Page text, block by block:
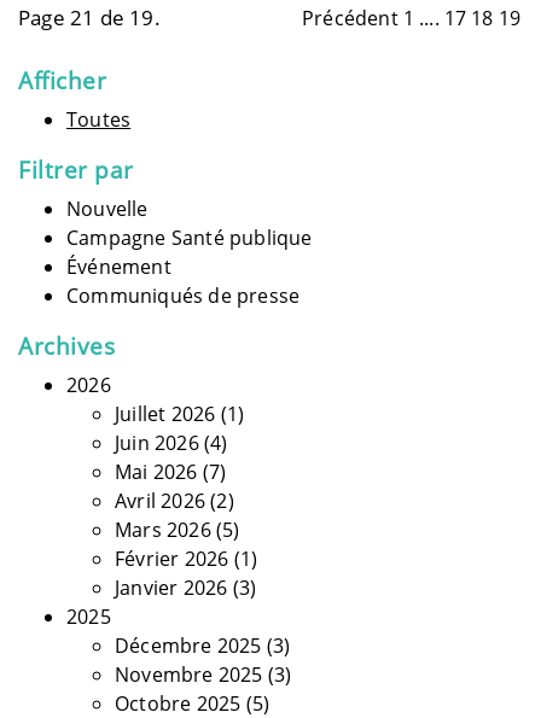
Page 21 de 19. Précédent 1 .... 17 18 19
Afficher
Toutes
Filtrer par
Nouvelle
Campagne Santé publique
Événement
Communiqués de presse
Archives
2026
Juillet 2026 (1)
Juin 2026(4)
Mai 2026 (7)
Avril 2026(2)
Mars 2026(5)
Février 2026 (1)
Janvier 2026 (3)
2025
Décembre 2025 (3)
Novembre 2025 (3)
Octobre 2025 (5)